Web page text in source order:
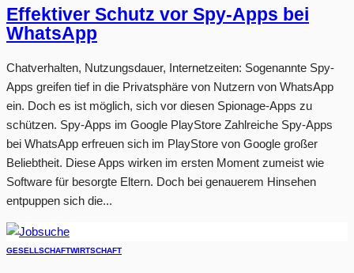
Effektiver Schutz vor Spy-Apps bei
WhatsApp
Chatverhalten, Nutzungsdauer, Internetzeiten: Sogenannte Spy-
Apps greifen tief in die Privatsphäre von Nutzern von WhatsApp
ein. Doch es ist möglich, sich vor diesen Spionage-Apps zu
schützen. Spy-Apps im Google PlayStore Zahlreiche Spy-Apps
bei WhatsApp erfreuen sich im PlayStore von Google großer
Beliebtheit. Diese Apps wirken im ersten Moment zumeist wie
Software für besorgte Eltern. Doch bei genauerem Hinsehen
entpuppen sich die...
GESELLSCHAFTWIRTSCHAFT